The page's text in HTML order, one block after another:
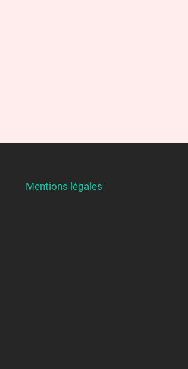
Mentions légales